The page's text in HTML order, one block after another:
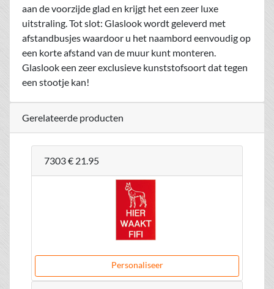
aan de voorzijde glad en krijgt het een zeer luxe
uitstraling. Tot slot: Glaslook wordt geleverd met
afstandbusjes waardoor u het naambord eenvoudig op
een korte afstand van de muur kunt monteren.
Glaslook een zeer exclusieve kunststofsoort dat tegen
een stootje kan!
Gerelateerde producten
7303€ 21.95
Personaliseer